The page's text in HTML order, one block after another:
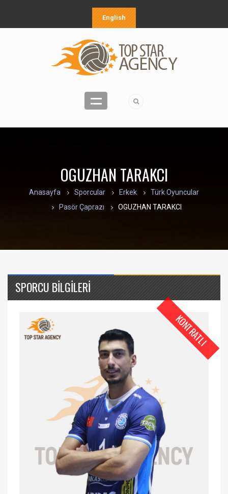
English
OGUZHAN TARAKCI
Anasayfa Sporcular Erkek
Türk Oyuncular
Pasör Çaprazı
OGUZHAN TARAKCI
SPORCU BİLGİLERİ
KONTRATLI